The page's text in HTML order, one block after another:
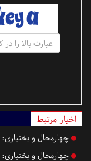
اخبار مرتبط
چهارمحال و بختیاری:
چهارمحال و بختیاری: